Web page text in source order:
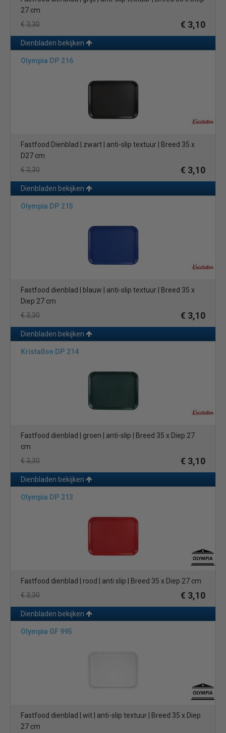
27 cm
€ 3,30
€ 3,10
Dienbladen bekijken
Olympia DP 216
Fastfood Dienblad | zwart | anti-slip textuur | Breed 35 x
D27 cm
€ 3,30
€ 3,10
Dienbladen bekijken
Olympia DP 215
Fastfood dienblad | blauw | anti-slip textuur | Breed 35 x
Diep 27 cm
€ 3,30
€ 3,10
Dienbladen bekijken
Kristallon DP 214
Fastfood dienblad | groen | anti-slip | Breed 35 x Diep 27
cm
€ 3,30
€ 3,10
Dienbladen bekijken
Olympia DP 213
Fastfood dienblad | rood | anti slip | Breed 35 x Diep 27 cm
€ 3,30
€ 3,10
Dienbladen bekijken
Olympia GF 995
Fastfood dienblad | wit | anti-slip textuur | Breed 35 x Diep
27 cm